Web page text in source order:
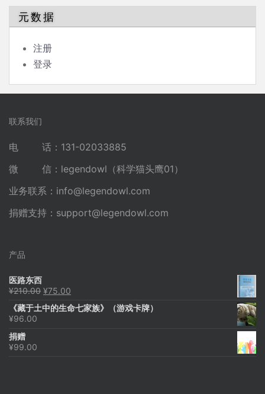
元数据
注册
登录
联系我们
电 话：131-02033885
微 信：legendowl（科学猫头鹰01）
业务联系： info@legendowl.com
捐赠支持： support@legendowl.com
产品
医路东西
¥210.00 原
为：
¥75.00
价
《藏于土中的生命七家族》（游戏卡牌）
¥96.00
捐赠
¥99.00